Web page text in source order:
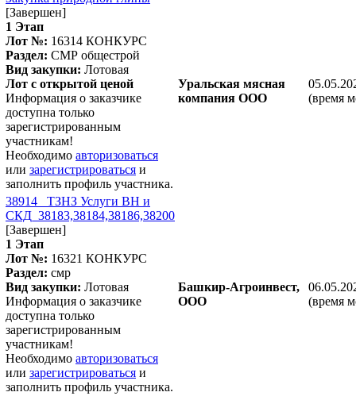
[Завершен]
1 Этап
Лот №: 16314 КОНКУРС
Раздел: СМР общестрой
Вид закупки: Лотовая
Лот с открытой ценой
Информация о заказчике
доступна только
зарегистрированным
участникам!
Необходимо авторизоваться
или зарегистрироваться и
заполнить профиль участника.
Уральская мясная
компания ООО
(время
38914_ ТЗНЗ Услуги ВН и
СКД_38183,38184,38186,38200
[Завершен]
1 Этап
Лот №: 16321 КОНКУРС
Раздел: смр
Вид закупки: Лотовая
Информация о заказчике
доступна только
зарегистрированным
участникам!
Необходимо авторизоваться
или зарегистрироваться и
заполнить профиль участника.
Башкир-Агроинвест,
ООО
(время